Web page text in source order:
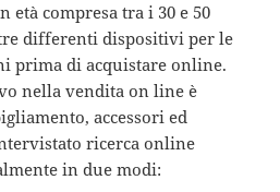
età compresa tra i 30 e 50
differenti dispositivi per le
prima di acquistare online.
nella vendita on line è
accessori ed
ricerca online
in due modi: